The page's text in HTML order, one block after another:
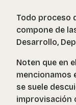
Todo proceso
compone de
Desarrollo,
Noten que en
mencionamos
se suele
improvisación